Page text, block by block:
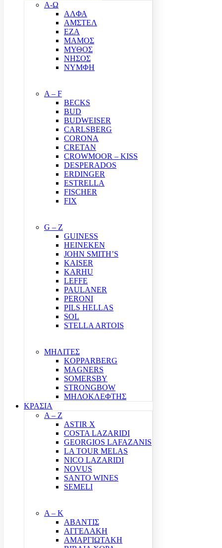
Α-Ω
ΑΛΦΑ
ΑΜΣΤΕΛ
ΕΖΑ
ΜΑΜΟΣ
ΜΥΘΟΣ
ΝΗΣΟΣ
ΝΥΜΦΗ
A – F
BECKS
BUD
BUDWEISER
CARLSBERG
CORONA
CRETAN
CROWMOOR – KISS
DESPERADOS
ERDINGER
ESTRELLA
FISCHER
FIX
G – Z
GUINESS
HEINEKEN
JOHN SMITH’S
KAISER
KARHU
LEFFE
PAULANER
PERONI
PILS HELLAS
SOL
STELLA ARTOIS
ΜΗΛΙΤΕΣ
KOPPARBERG
MAGNERS
SOMERSBY
STRONGBOW
ΜΗΛΟΚΛΕΦΤΗΣ
ΚΡΑΣΙΑ
A – Z
ASTIR X
COSTA LAZARIDI
GEORGIOS LAFAZANIS
LA TOUR MELAS
NICO LAZARIDI
NOVUS
SANTO WINES
SEMELI
Α – Κ
ΑΒΑΝΤΙΣ
ΑΓΓΕΛΑΚΗ
ΑΜΑΡΓΙΩΤΑΚΗ